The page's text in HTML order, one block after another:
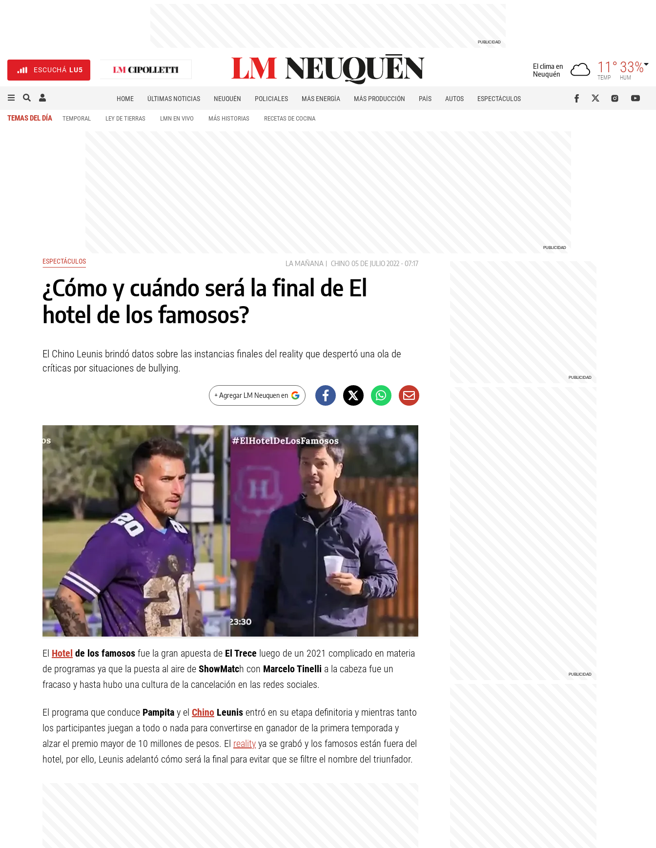
ESCUCHÁ LU5
El clima en
Neuquén
11°
TEMP
33%
HUM
HOME ÚLTIMAS NOTICIAS NEUQUÉN POLICIALES MÁS ENERGÍA MÁS PRODUCCIÓN PAÍS AUTOS
ESPECTÁCULOS
TEMAS DEL DÍA TEMPORAL LEY DE TIERRAS LMN EN VIVO MÁS HISTORIAS RECETAS DE COCINA
ESPECTÁCULOS LA MAÑANA CHINO 05 DE JULIO 2022 - 07:17
¿Cómo y cuándo será la final de El
hotel de los famosos?
El Chino Leunis brindó datos sobre las instancias finales del reality que despertó una ola de
críticas por situaciones de bullying.
+ Agregar LM Neuquen en
El Hotel de los famosos fue la gran apuesta de El Trece luego de un 2021 complicado en materia
de programas ya que la puesta al aire de ShowMatch con Marcelo Tinelli a la cabeza fue un
fracaso y hasta hubo una cultura de la cancelación en las redes sociales.
El programa que conduce Pampita y el Chino Leunis entró en su etapa definitoria y mientras tanto
los participantes juegan a todo o nada para convertirse en ganador de la primera temporada y
alzar el premio mayor de 10 millones de pesos. El reality ya se grabó y los famosos están fuera del
hotel, por ello, Leunis adelantó cómo será la final para evitar que se filtre el nombre del triunfador.